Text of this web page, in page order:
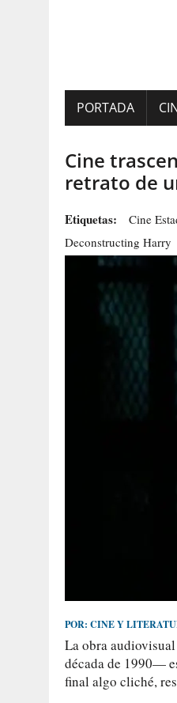
PORTADA
Cine
retrato de
Etiquetas: Cine
Deconstructing Harry
POR: CINE Y
La obra
década de 1990—
final algo cliché,